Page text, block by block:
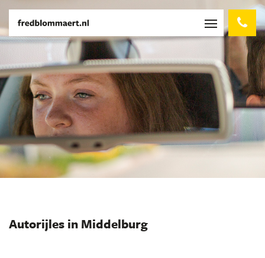
Autorijles in Middelburg